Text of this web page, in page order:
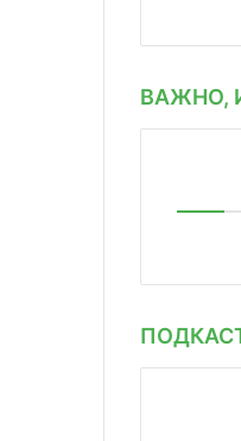
ВАЖНО,